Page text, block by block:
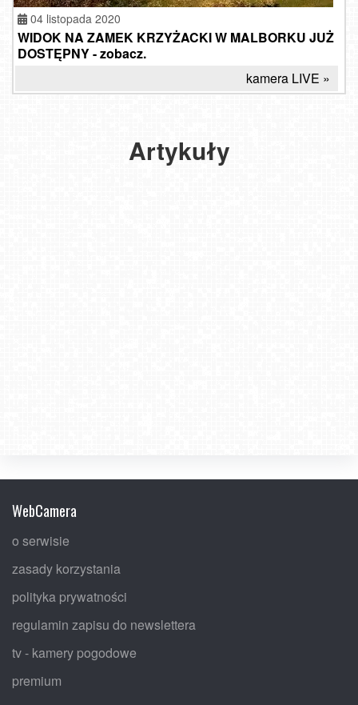
04 listopada 2020
WIDOK NA ZAMEK KRZYŻACKI W MALBORKU JUŻ
DOSTĘPNY - zobacz.
kamera LIVE »
Artykuły
WebCamera
o serwisie
zasady korzystania
polityka prywatności
regulamin zapisu do newslettera
tv - kamery pogodowe
premium